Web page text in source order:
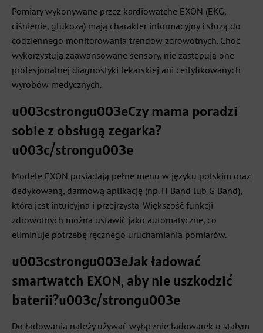
Pomiary wykonywane przez kardiowatche EXON (EKG,
ciśnienie, glukoza) mają charakter informacyjny i służą do
codziennego monitorowania trendów zdrowotnych. Choć
wykorzystują zaawansowane sensory, nie zastępują one
profesjonalnej diagnostyki lekarskiej ani certyfikowanych
wyrobów medycznych.
u003cstrongu003eCzy mama poradzi
sobie z obsługą zegarka?
u003c/strongu003e
Modele EXON posiadają pełne menu w języku polskim oraz
dedykowaną, darmową aplikację (np. H Band lub G Band),
która jest intuicyjna i przejrzysta. Większość funkcji
zdrowotnych można ustawić jako automatyczne, co
eliminuje potrzebę ręcznego uruchamiania pomiarów.
u003cstrongu003eJak ładować
smartwatch EXON, aby nie uszkodzić
baterii?u003c/strongu003e
Do ładowania należy używać wyłącznie ładowarek o stałym